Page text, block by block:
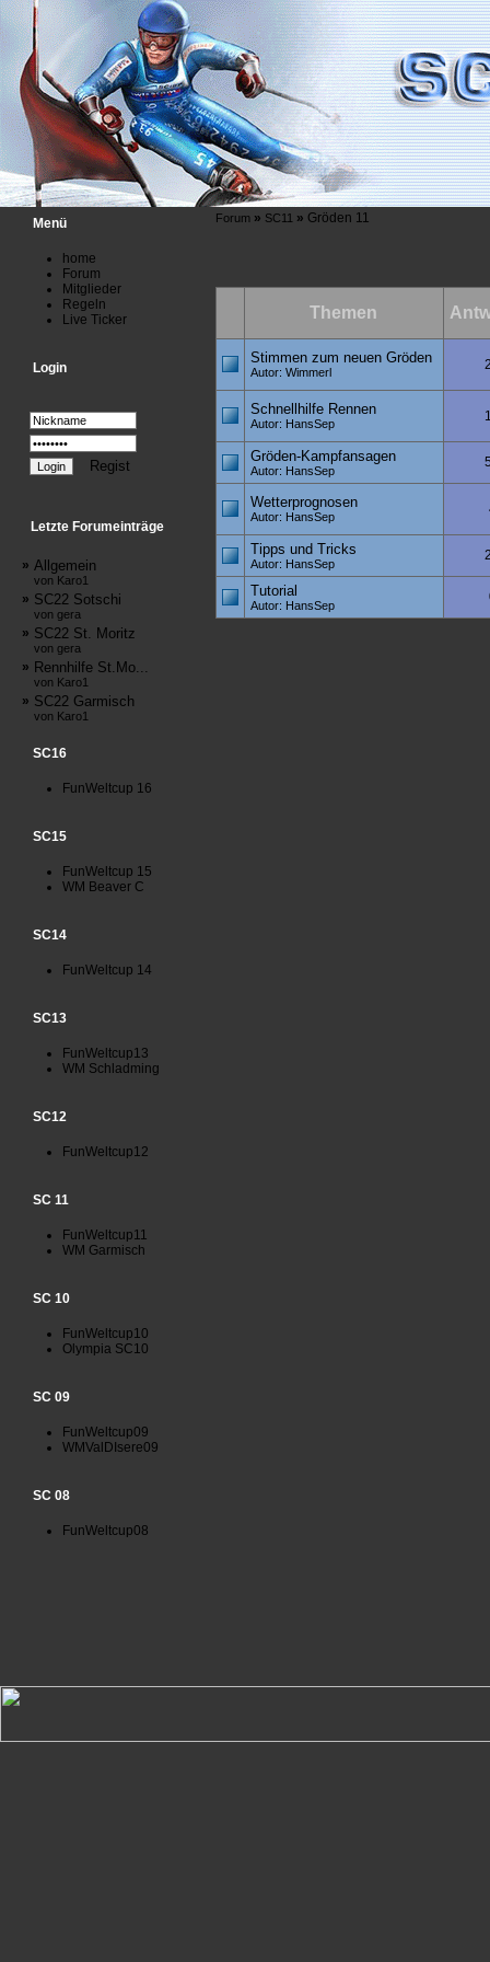
Menü
home
Forum
Mitglieder
Regeln
Live Ticker
Login
Regist
Letzte Forumeinträge
» Allgemein
von Karo1
» SC22 Sotschi
von gera
» SC22 St. Moritz
von gera
» Rennhilfe St.Mo...
von Karo1
» SC22 Garmisch
von Karo1
SC16
FunWeltcup 16
SC15
FunWeltcup 15
WM Beaver C
SC14
FunWeltcup 14
SC13
FunWeltcup13
WM Schladming
SC12
FunWeltcup12
SC 11
FunWeltcup11
WM Garmisch
SC 10
FunWeltcup10
Olympia SC10
SC 09
FunWeltcup09
WMValDIsere09
SC 08
FunWeltcup08
Forum» SC11» Gröden 11
Themen
Stimmen zum neuen Gröden
Autor: Wimmerl
Schnellhilfe Rennen
Autor: HansSep
Gröden-Kampfansagen
Autor: HansSep
Wetterprognosen
Autor: HansSep
Tipps und Tricks
Autor: HansSep
Tutorial
Autor: HansSep